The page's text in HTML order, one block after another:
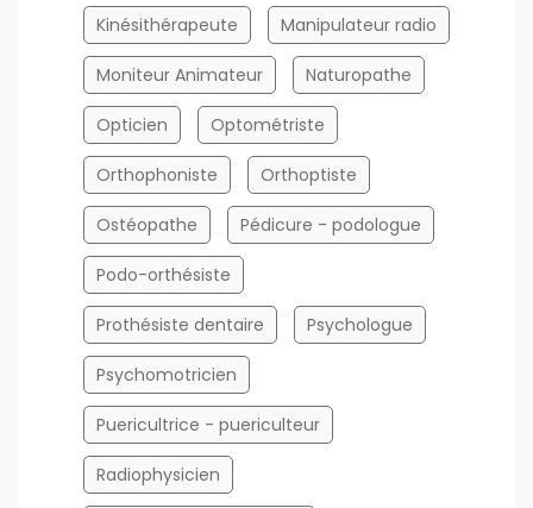
Kinésithérapeute Manipulateur radio
Moniteur Animateur Naturopathe
Opticien Optométriste
Orthophoniste Orthoptiste
Ostéopathe Pédicure - podologue
Podo-orthésiste
Prothésiste dentaire Psychologue
Psychomotricien
Puericultrice - puericulteur
Radiophysicien